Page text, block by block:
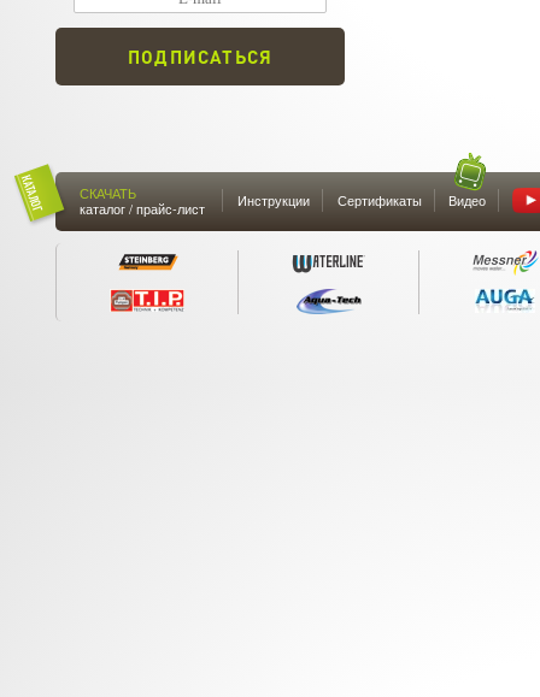
ПОДПИСАТЬСЯ
СКАЧАТЬ
каталог / прайс-лист
Инструкции Сертификаты Видео